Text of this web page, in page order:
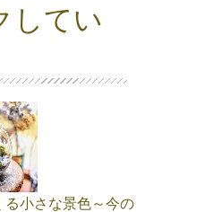
してい
る小さな景色～今の